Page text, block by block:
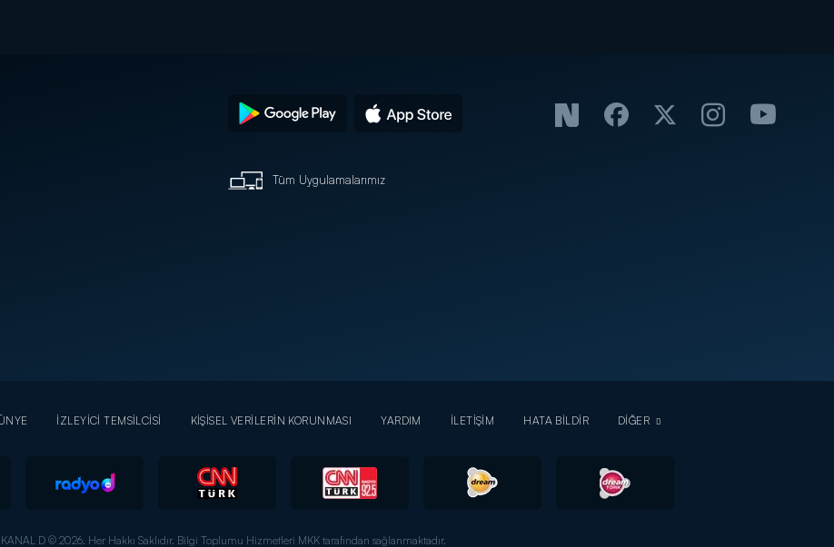
Tüm Uygulamalarımız
İZLEYİCİ TEMSİLCİSİ KİŞİSEL VERİLERİN KORUNMASI YARDIM İLETİŞİM HATA BİLDİR DİĞER
KANAL D © 2026. Her Hakkı Saklıdır. Bilgi Toplumu Hizmetleri MKK tarafından sağlanmaktadır.